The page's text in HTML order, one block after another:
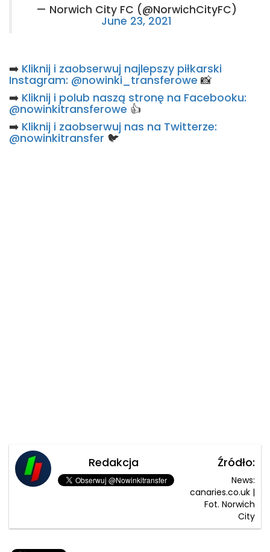
— Norwich City FC (@NorwichCityFC)
June 23, 2021
➡️ Kliknij i zaobserwuj najlepszy piłkarski
Instagram: @nowinki_transferowe 📸
➡️ Kliknij i polub naszą stronę na Facebooku:
@nowinkitransferowe 👍
➡️ Kliknij i zaobserwuj nas na Twitterze:
@nowinkitransfer 🐦
Redakcja Źródło:
News:
canaries.co.uk |
Fot. Norwich
City